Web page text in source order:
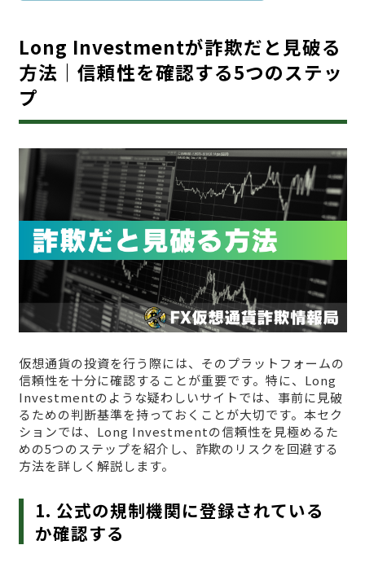
Long Investmentが詐欺だと見破る
方法｜信頼性を確認する5つのステッ
プ
仮想通貨の投資を行う際には、そのプラットフォームの
信頼性を十分に確認することが重要です。特に、Long
Investmentのような疑わしいサイトでは、事前に見破
るための判断基準を持っておくことが大切です。本セク
ションでは、Long Investmentの信頼性を見極めるた
めの5つのステップを紹介し、詐欺のリスクを回避する
方法を詳しく解説します。
1. 公式の規制機関に登録されている
か確認する